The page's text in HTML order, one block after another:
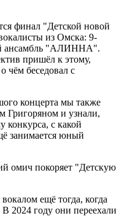
финал "Детской новой
из Омска: 9-
ансамбль "АЛИННА".
пришёл к этому,
чём беседовал с
концерта мы также
Григоряном и узнали,
конкурса, с какой
занимается юный
ещё тогда, когда
2024 году они переехали